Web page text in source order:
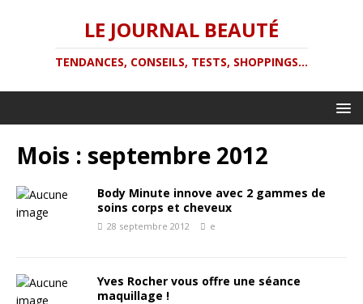
LE JOURNAL BEAUTÉ
TENDANCES, CONSEILS, TESTS, SHOPPINGS...
Mois : septembre 2012
Body Minute innove avec 2 gammes de
soins corps et cheveux
28 septembre 2012 e
Yves Rocher vous offre une séance
maquillage !